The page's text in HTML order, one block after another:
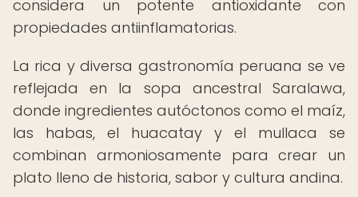
considera un potente antioxidante con
propiedades antiinflamatorias.
La rica y diversa gastronomía peruana se ve
reflejada en la sopa ancestral Saralawa,
donde ingredientes autóctonos como el maíz,
las habas, el huacatay y el mullaca se
combinan armoniosamente para crear un
plato lleno de historia, sabor y cultura andina.